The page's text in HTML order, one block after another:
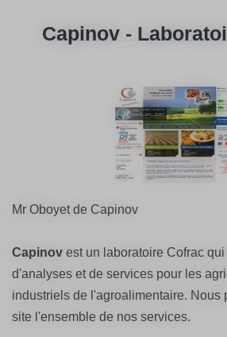
Capinov -
Mr Oboyet de Capinov
Capinov est un laboratoire Cofrac
d'analyses et de services pour les
industriels de l'agroalimentaire. Nous
site l'ensemble de nos services.